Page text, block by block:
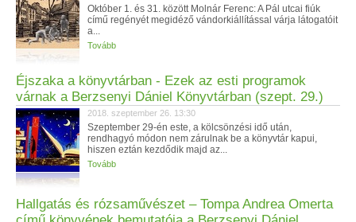
Október 1. és 31. között Molnár Ferenc: A Pál utcai fiúk
című regényét megidéző vándorkiállítással várja látogatóit
a...
Tovább
Éjszaka a könyvtárban - Ezek az esti programok
várnak a Berzsenyi Dániel Könyvtárban (szept. 29.)
2018. szeptember 26. 13:30
Szeptember 29-én este, a kölcsönzési idő után,
rendhagyó módon nem zárulnak be a könyvtár kapui,
hiszen eztán kezdődik majd az...
Tovább
Hallgatás és rózsaművészet – Tompa Andrea Omerta